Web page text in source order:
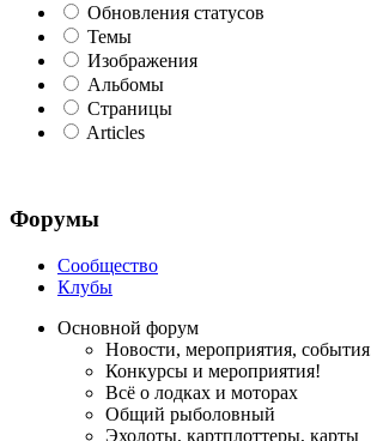
Обновления статусов
Темы
Изображения
Альбомы
Страницы
Articles
Форумы
Сообщество
Клубы
Основной форум
Новости, мероприятия,
Конкурсы и мероприятия!
Всё о лодках и моторах
Общий рыболовный
Эхолоты, картплоттеры, карты